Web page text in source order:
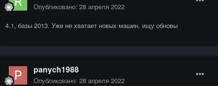
Опубликовано: 28 апреля 2022
4.1, базы 2013. Уже не хватает новых машин, ищу обновы
panych1988
Опубликовано: 28 апреля 2022